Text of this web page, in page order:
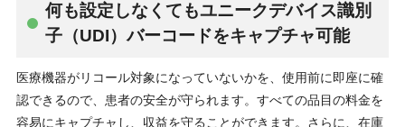
何も設定しなくてもユニークデバイス識別
子（UDI）バーコードをキャプチャ可能
医療機器がリコール対象になっていないかを、使用前に即座に確
認できるので、患者の安全が守られます。すべての品目の料金を
容易にキャプチャし、収益を守ることができます。さらに、在庫